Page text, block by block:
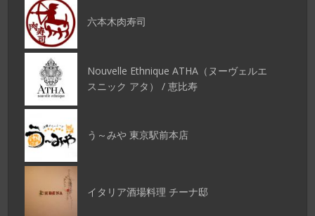
六本木肉寿司
Nouvelle Ethnique ATHA（ヌーヴェルエ
スニック アタ） / 恵比寿
う～みや 東京駅前本店
イタリア酒場料理 チーナ邸